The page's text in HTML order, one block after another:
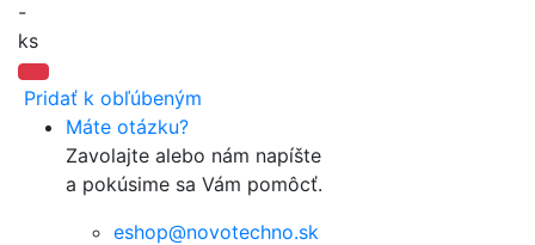
-
ks
Pridať k obľúbeným
Máte otázku?
Zavolajte alebo nám napíšte
a pokúsime sa Vám pomôcť.
eshop@novotechno.sk